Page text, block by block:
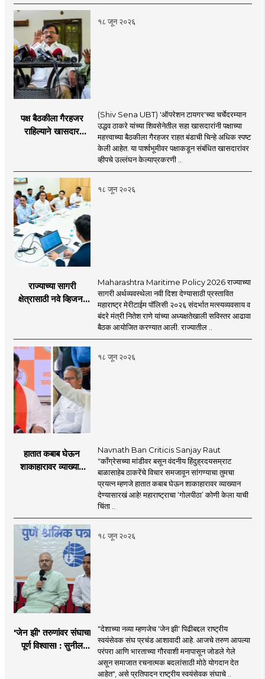
१८ जून २०२६
पक्ष बैठकीला गैरहजर
राहिल्याने खासदार
काय सांगतो?
(Shiv Sena UBT) 'ऑपरेशन टायगर'च्या चर्चेदरम्यान
उद्धव ठाकरे यांच्या शिवसेनेतील सहा खासदारांनी पक्षाच्या
महत्त्वाच्या बैठकीला गैरहजर राहत बंडाची चिन्हे अधिक स्पष्ट
केली आहेत. या पार्श्वभूमीवर पक्षाकडून संबंधित खासदारांवर
व्हीपचे उल्लंघन केल्याप्रकरणी ..
१८ जून २०२६
राज्याच्या सागरी
क्षेत्रासाठी नवे व्हिजन;
प्रस्ताव
Maharashtra Maritime Policy 2026 राज्याच्या
सागरी अर्थव्यवस्थेला नवी दिशा देण्यासाठी प्रस्तावित
महाराष्ट्र मेरीटाईम पॉलिसी २०२६ संदर्भात मत्स्यव्यवसाय व
बंदरे मंत्री नितेश राणे यांच्या अध्यक्षतेखाली सविस्तर आढावा
बैठक आयोजित करण्यात आली. राज्यातील ..
१८ जून २०२६
हातात कबाब घेऊन
शाकाहारावर व्याख्यान
Navnath Ban Criticis Sanjay Raut
"काँग्रेसच्या मांडीवर बसून वंदनीय हिंदुह्रदयसम्राट
बाळासाहेब ठाकरेंचे विचार समजावून सांगण्याचा तुमचा
प्रयत्न म्हणजे हातात कबाब घेऊन शाकाहारावर व्याख्यान
देण्यासारखं आहे! महाराष्ट्राचा ‘गोलपीठा’ कोणी केला याची
चिंता ..
१८ जून २०२६
'जेन झी' तरुणांवर संघाचा
पूर्ण विश्वास! : सुनील
"देशाच्या नव्या म्हणजेच 'जेन झी' पिढीबद्दल राष्ट्रीय
स्वयंसेवक संघ प्रचंड आशावादी आहे. आजचे तरुण आपल्या
परंपरा आणि भारताच्या गौरवाशी मनापासून जोडले गेले
असून समाजात रचनात्मक बदलांसाठी मोठे योगदान देत
आहेत", असे प्रतिपादन राष्ट्रीय स्वयंसेवक संघाचे ..